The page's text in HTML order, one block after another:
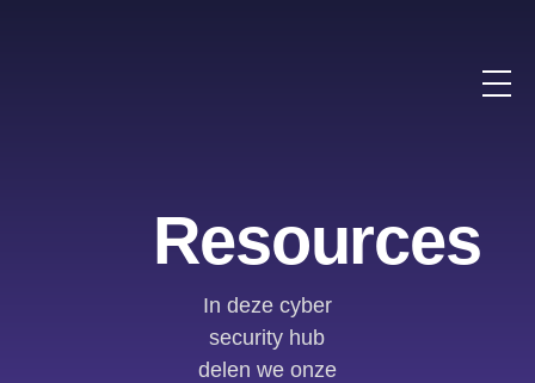
Resources
In deze cyber
security hub
delen we onze